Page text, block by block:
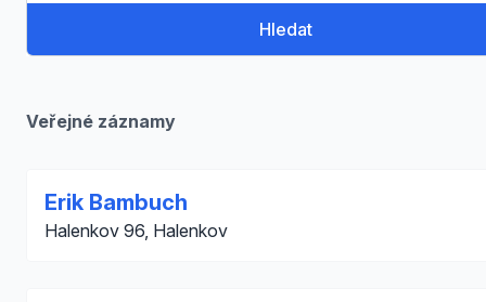
Hledat
Veřejné záznamy
Erik Bambuch
Halenkov 96, Halenkov